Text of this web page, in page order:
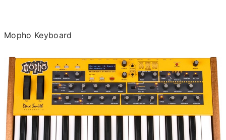
Mopho Keyboard